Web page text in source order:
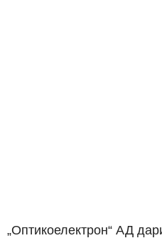
„Оптикоелектрон“ АД